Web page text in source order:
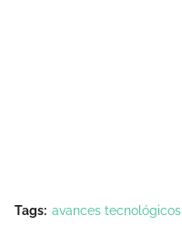
Tags: avances tecnológicos